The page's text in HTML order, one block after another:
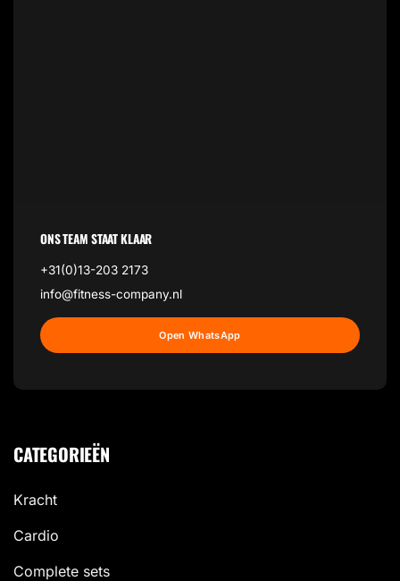
ONS TEAM STAAT KLAAR
+31(0)13-203 2173
info@fitness-company.nl
Open WhatsApp
CATEGORIEËN
Kracht
Cardio
Complete sets